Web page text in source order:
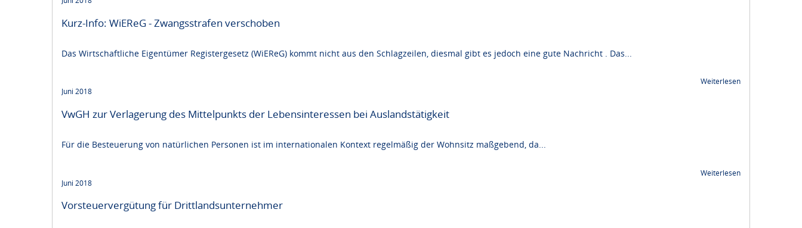
Kurz-Info: WiEReG - Zwangsstrafen verschoben
Das Wirtschaftliche Eigentümer Registergesetz (WiEReG) kommt nicht aus den Schlagzeilen, diesmal gibt es jedoch eine gute Nachricht . Das...
Weiterlesen
Juni 2018
VwGH zur Verlagerung des Mittelpunkts der Lebensinteressen bei Auslandstätigkeit
Für die Besteuerung von natürlichen Personen ist im internationalen Kontext regelmäßig der Wohnsitz maßgebend, da...
Weiterlesen
Juni 2018
Vorsteuervergütung für Drittlandsunternehmer